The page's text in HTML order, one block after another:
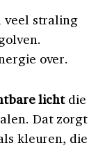
veel straling
over.
lichtdie
Dat zorgt
kleuren, die